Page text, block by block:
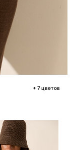
+ 7 цветов